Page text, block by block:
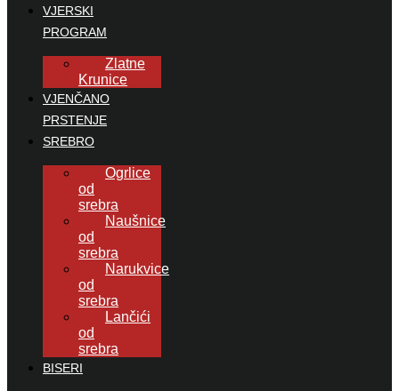
VJERSKI
PROGRAM
Zlatne
Krunice
VJENČANO
PRSTENJE
SREBRO
Ogrlice
od
srebra
Naušnice
od
srebra
Narukvice
od
srebra
Lančići
od
srebra
BISERI